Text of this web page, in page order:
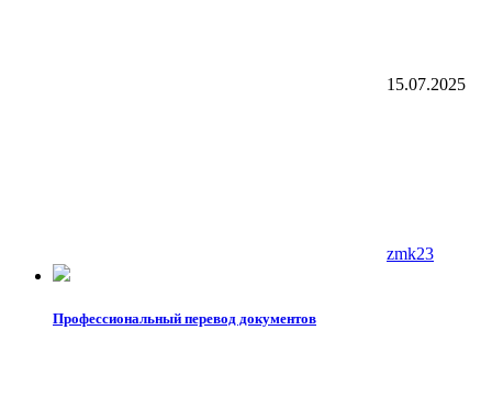
15.07.2025
zmk23
Профессиональный перевод документов